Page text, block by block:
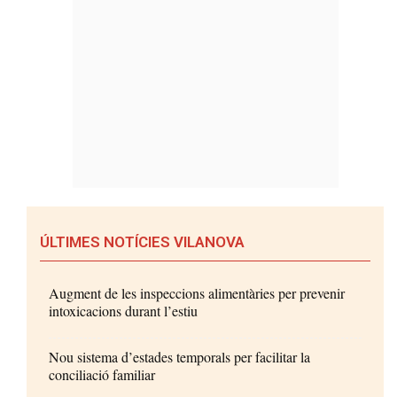
ÚLTIMES NOTÍCIES VILANOVA
Augment de les inspeccions alimentàries per prevenir
intoxicacions durant l’estiu
Nou sistema d’estades temporals per facilitar la
conciliació familiar